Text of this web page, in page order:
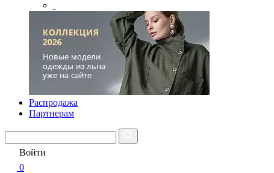
Распродажа
Партнерам
Войти
0